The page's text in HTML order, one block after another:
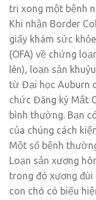
trị xong một bệnh
Khi nhận Border
giấy khám sức
(OFA) về chứng
lên), loạn sản
từ Đại học Auburn
chức Đăng ký Mắt
bình thường. Bạn
của chúng cách
Một số bệnh
Loạn sản xương
trong đó xương
con chó có biểu